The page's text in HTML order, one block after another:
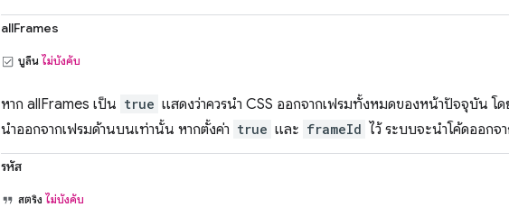
allFrames
บูลีน ไม่บังคับ
หาก allFrames เป็น true แสดงว่าควรนำ CSS ออกจากเฟรมทั้งหมดของหน้าปัจจุบัน โด
นำออกจากเฟรมด้านบนเท่านั้น หากตั้งค่า true และ frameId ไว้ ระบบจะนำโค้ดออก
รหัส
สตริง ไม่บังคับ